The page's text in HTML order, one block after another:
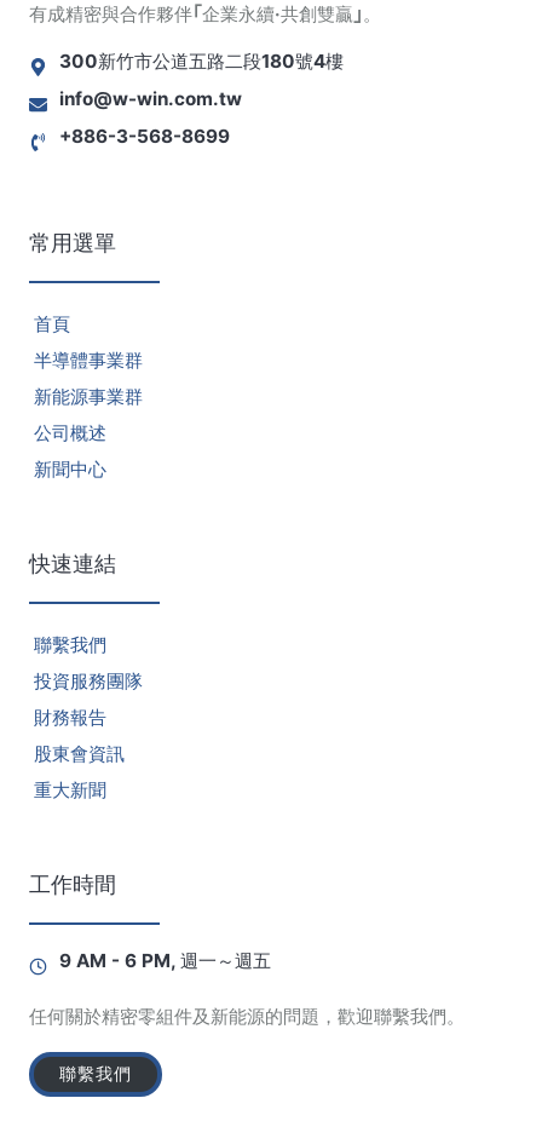
有成精密與合作夥伴｢企業永續·共創雙贏｣。
300新竹市公道五路二段180號4樓
info@w-win.com.tw
+886-3-568-8699
常用選單
首頁
半導體事業群
新能源事業群
公司概述
新聞中心
快速連結
聯繫我們
投資服務團隊
財務報告
股東會資訊
重大新聞
工作時間
9 AM - 6 PM, 週一～週五
任何關於精密零組件及新能源的問題，歡迎聯繫我們。
聯繫我們